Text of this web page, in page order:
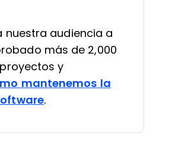
nuestra audiencia a
más de 2,000
y
mantenemos la
.